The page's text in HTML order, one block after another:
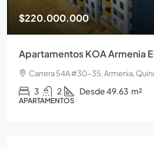
$220.000.000
Apartamentos KOA Armenia
Carrera 54A #30-35, Armenia,
3 2 Desde 49.63 m²
APARTAMENTOS